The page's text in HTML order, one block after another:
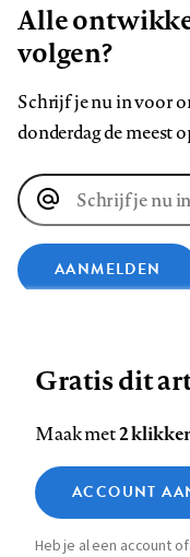
Alle
volgen?
Schrijf je nu in voor
donderdag de meest
E-
mailadres
AANMELDEN
ons
op
Facebook
ons
ons
Footer
Contact Colofon
Zie onze cookie policy
Analytische cookies
Marketing cookies
Gratis dit
Maak met2
ACCOUNT
Heb je al een account